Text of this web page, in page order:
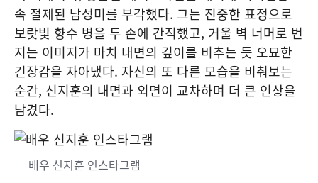
속 절제된 남성미를 부각했다. 그는 진중한 표정으로
보랏빛 향수 병을 두 손에 간직했고, 거울 벽 너머로 번
지는 이미지가 마치 내면의 깊이를 비추는 듯 오묘한
긴장감을 자아냈다. 자신의 또 다른 모습을 비춰보는
순간, 신지훈의 내면과 외면이 교차하며 더 큰 인상을
남겼다.
배우 신지훈 인스타그램